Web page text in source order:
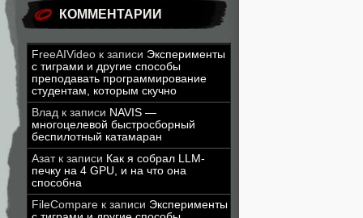
КОММЕНТАРИИ
FreeAIVideo к записи Эксперименты
с тиграми и другие способы
преподавать программирование
студентам, которым скучно
Влад к записи NAVIS —
многоцелевой быстросборный
беспилотный катамаран
Азатк записи Как я собрал LLM-
печку на 4 GPU, и на что она
способна
FileCompare к записи Эксперименты